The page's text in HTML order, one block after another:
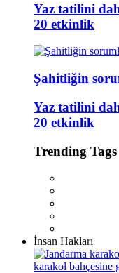
Yaz tatilini
20 etkinlik
Şahitliğin
Yaz tatilini
20 etkinlik
Trending Tags
İnsan Hakları